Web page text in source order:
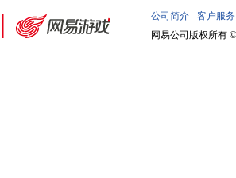
公司简介 - 客户服务
网易公司版权所有